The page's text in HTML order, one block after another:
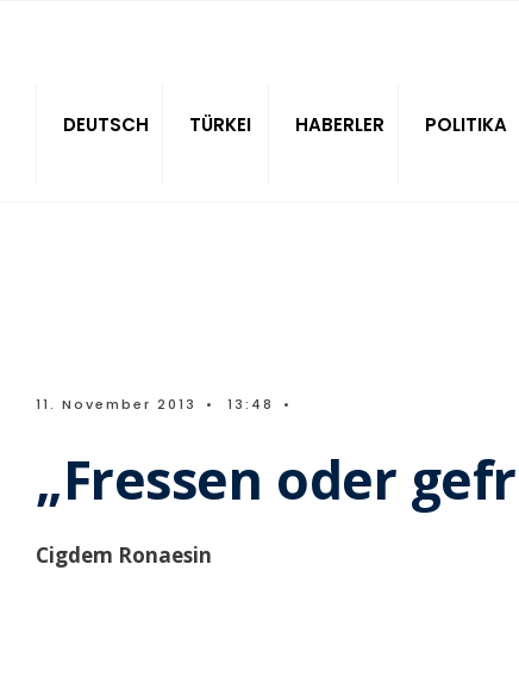
DEUTSCH TÜRKEI HABERLER POLITIKA
11. November 2013 • 13:48 •
„Fressen oder
Cigdem Ronaesin